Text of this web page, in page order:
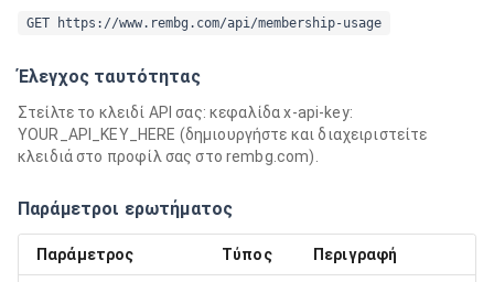
GET https://www.rembg.com/api/membership-usage
Έλεγχος ταυτότητας
Στείλτε το κλειδί API σας: κεφαλίδα x-api-key:
YOUR_API_KEY_HERE (δημιουργήστε και διαχειριστείτε
κλειδιά στο προφίλ σας στο rembg.com).
Παράμετροι ερωτήματος
Παράμετρος Τύπος Περιγραφή